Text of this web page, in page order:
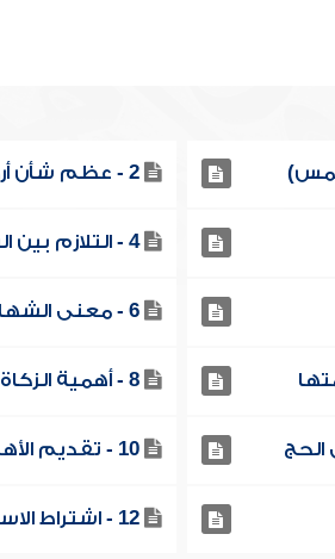
2 - عظم شأن أركان الإسلام
4 - التلازم بين الشهادتين
6 - معنى الشهادتين ومقتضاهما
8 - أهمية الزكاة وبيان فضلها
10 - تقديم الأهم على غيره
12 - اشتراط الاستطاعة في العبادات